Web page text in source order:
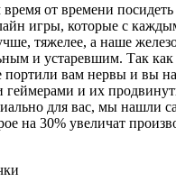
от времени
игры, которые с
тяжелее, а наше
и устаревшим. Так как
вам нервы и вы
и их
для вас, мы нашли
на 30% увеличат